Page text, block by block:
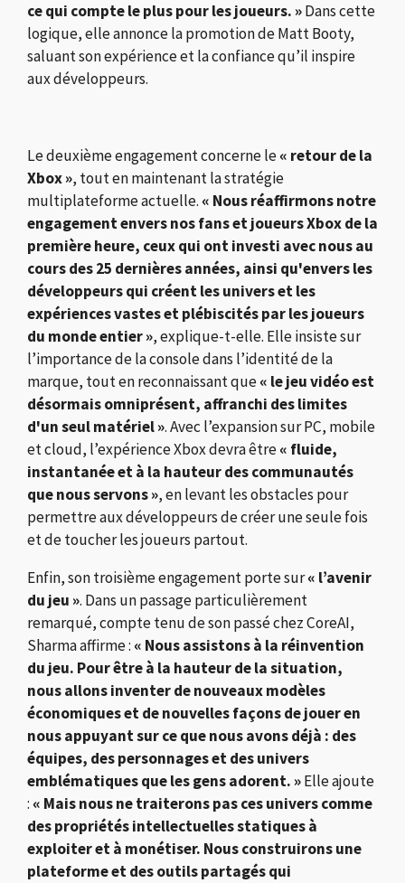
ce qui compte le plus pour les joueurs. »Dans cette
logique, elle annonce la promotion deMatt Booty,
saluant son expérience et la confiance qu’il inspire
aux développeurs.
Le deuxième engagement concerne le« retour de la
Xbox », tout en maintenant la stratégie
multiplateforme actuelle. « Nous réaffirmons notre
engagement envers nos fans et joueurs Xbox de la
première heure, ceux qui ont investi avec nous au
cours des 25 dernières années, ainsi qu'envers les
développeurs qui créent les univers et les
expériences vastes et plébiscités par les joueurs
du monde entier », explique-t-elle. Elle insiste sur
l’importance de la console dans l’identité de la
marque, tout en reconnaissant que« le jeu vidéo est
désormais omniprésent, affranchi des limites
d'un seul matériel ». Avec l’expansion sur PC, mobile
et cloud, l’expérience Xbox devra être« fluide,
instantanée et à la hauteur des communautés
que nous servons », en levant les obstacles pour
permettre aux développeurs de créer une seule fois
et de toucher les joueurs partout.
Enfin, son troisième engagement porte sur« l’avenir
du jeu ». Dans un passage particulièrement
remarqué, compte tenu de son passé chez CoreAI,
Sharma affirme : « Nous assistons à la réinvention
du jeu. Pour être à la hauteur de la situation,
nous allons inventer de nouveaux modèles
économiques et de nouvelles façons de jouer en
nous appuyant sur ce que nous avons déjà : des
équipes, des personnages et des univers
emblématiques que les gens adorent. »Elle ajoute
: « Mais nous ne traiterons pas ces univers comme
des propriétés intellectuelles statiques à
exploiter et à monétiser. Nous construirons une
plateforme et des outils partagés qui